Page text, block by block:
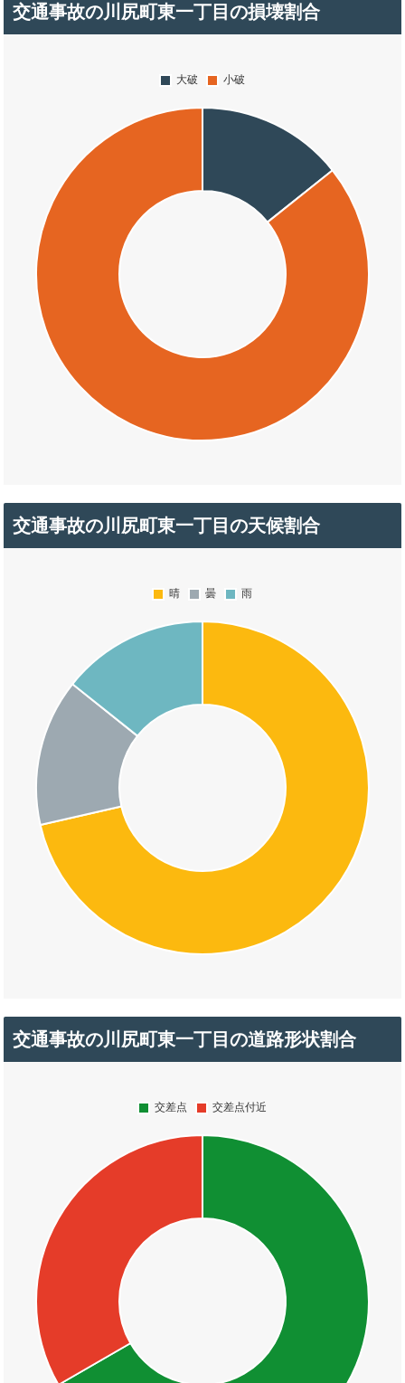
交通事故の川尻町東一丁目の損壊割合
交通事故の川尻町東一丁目の天候割合
交通事故の川尻町東一丁目の道路形状割合